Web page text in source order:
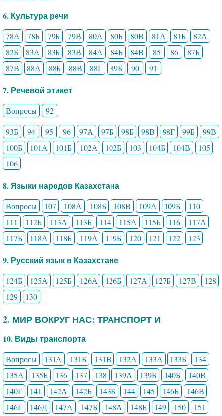
6. Культура речи
78А 78Б 79Б 79В 80А 80Б 80В 81А 81Б
82А
82Б
83А 83Б 83В 84А 84Б 84В 85 86
87Б
87В
88А 88Б 88В 88Г 89Б 90 91
7. Речевой этикет
Вопросы
92
93Б
94 95 96 97А 97Б 98Б 98В 98Г 99Б
99В
100Б
101А 101Б 102А 102Б 103 104Б 104В
105
106
8. Языки народов Казахстана
Вопросы 107 108А 108Б 108В 109А 109Б
110
111
112Б 113А 113Б 114 115А 115Б 116
117А
117Б
118А 118Б 119А 119Б 120 121 122 123
9. Русский язык в Казахстане
124Б 125А 125Б 126А 126Б 127А 127Б 127В
128
129
130
2. МИР ВОКРУГ НАС: ТРАНСПОРТ И
10. Виды транспорта
Вопросы 131А 131Б 131В 132А 133А 133Б
134
135А
135Б 136 137 138 139А 139Б 140Б
140В
140Г
141 142А 142Б 143Б 144 145 146Б
146В
146Г
146Д 147А 147Б 148А 148Б 149 150 151